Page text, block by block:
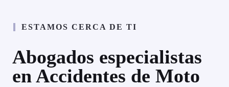
ESTAMOS CERCA DE TI
Abogados especialistas
en Accidentes de Moto